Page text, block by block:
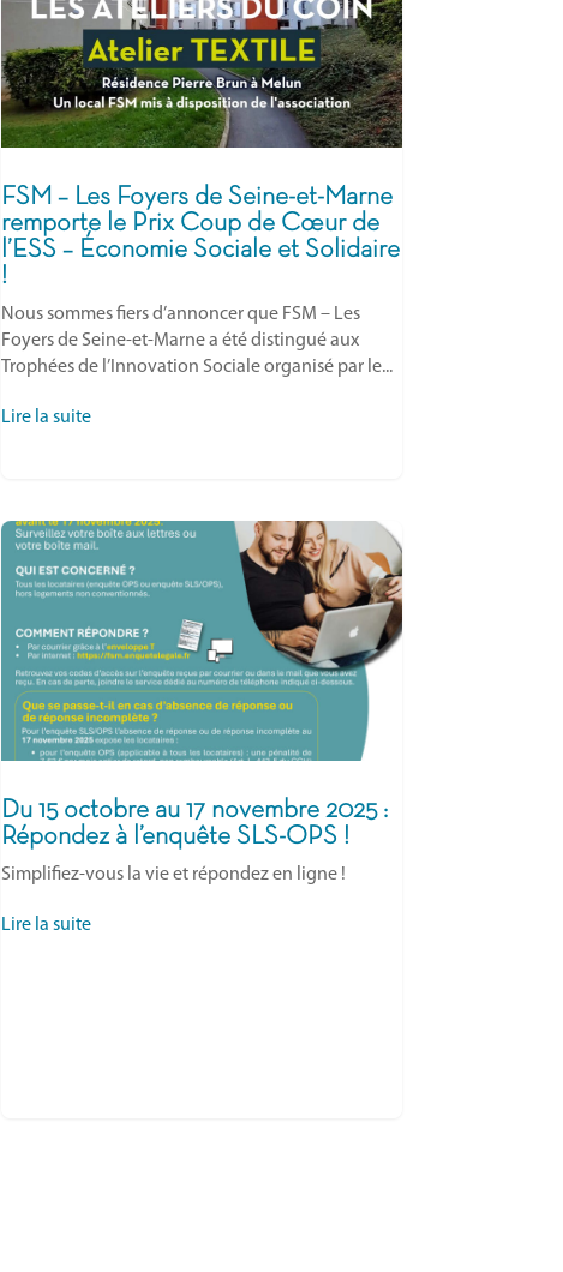
FSM – Les Foyers de Seine-et-Marne
remporte le Prix Coup de Cœur de
l’ESS – Économie Sociale et Solidaire
!
Nous sommes fiers d’annoncer que FSM – Les
Foyers de Seine-et-Marne a été distingué aux
Trophées de l’Innovation Sociale organisé par le...
Lire la suite
Du 15 octobre au 17 novembre 2025 :
Répondez à l’enquête SLS-OPS !
Simplifiez-vous la vie et répondez en ligne !
Lire la suite